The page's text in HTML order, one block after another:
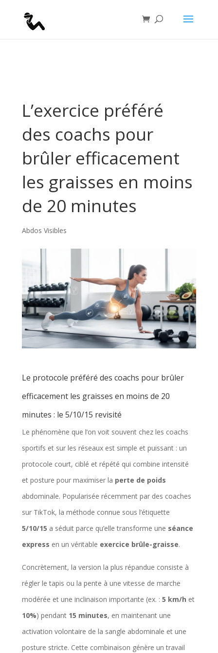
seopress_display_breadcrumbs(); }
L’exercice préféré
des coachs pour
brûler efficacement
les graisses en moins
de 20 minutes
Abdos Visibles
Le protocole préféré des coachs pour brûler
efficacement les graisses en moins de 20
minutes : le 5/10/15 revisité
Le phénomène que l’on voit souvent chez les coachs
sportifs et sur les réseaux est simple et puissant : un
protocole court, ciblé et répété qui combine intensité
et posture pour maximiser la perte de poids
abdominale. Popularisée récemment par des coaches
sur TikTok, la méthode connue sous l’étiquette
5/10/15 a séduit parce qu’elle transforme une séance
express en un véritable exercice brûle-graisse.
Concrètement, la version la plus répandue consiste à
régler le tapis ou la pente à une vitesse de marche
modérée et une inclinaison importante (ex. : 5 km/h et
10%) pendant 15 minutes, en maintenant une
activation volontaire de la sangle abdominale et une
posture stricte. Cette combinaison génère un travail